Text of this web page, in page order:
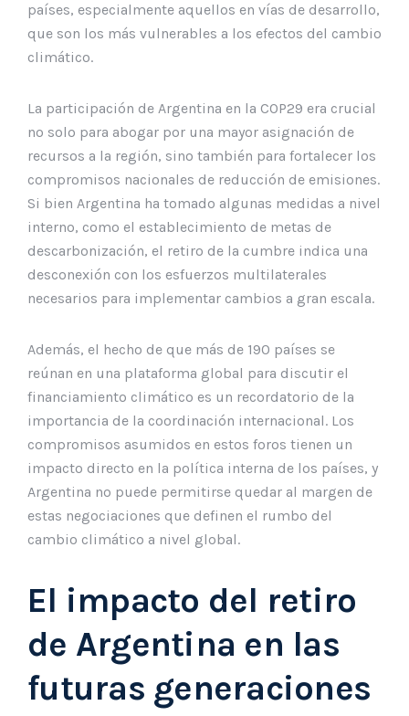
países, especialmente aquellos en vías de desarrollo,
que son los más vulnerables a los efectos del cambio
climático.
La participación de Argentina en la COP29 era crucial
no solo para abogar por una mayor asignación de
recursos a la región, sino también para fortalecer los
compromisos nacionales de reducción de emisiones.
Si bien Argentina ha tomado algunas medidas a nivel
interno, como el establecimiento de metas de
descarbonización, el retiro de la cumbre indica una
desconexión con los esfuerzos multilaterales
necesarios para implementar cambios a gran escala.
Además, el hecho de que más de 190 países se
reúnan en una plataforma global para discutir el
financiamiento climático es un recordatorio de la
importancia de la coordinación internacional. Los
compromisos asumidos en estos foros tienen un
impacto directo en la política interna de los países, y
Argentina no puede permitirse quedar al margen de
estas negociaciones que definen el rumbo del
cambio climático a nivel global.
El impacto del retiro
de Argentina en las
futuras generaciones